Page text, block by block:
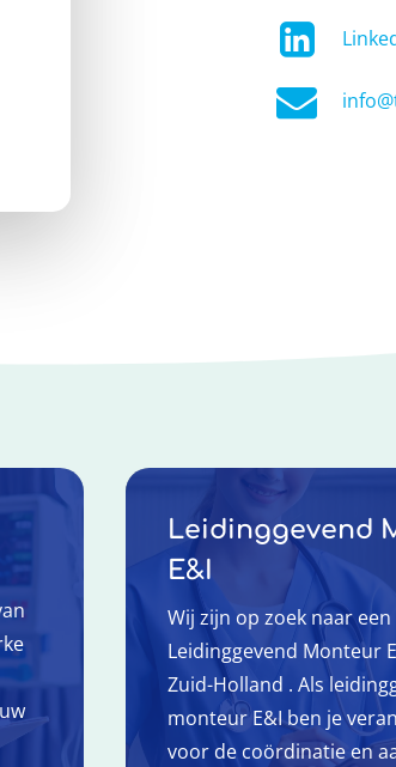
Leidinggevend
E&I
Wij zijn op zoek naar een
Leidinggevend Monteur
Zuid-Holland . Als
monteur E&I ben je
voor de coördinatie en